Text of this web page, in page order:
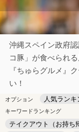
沖縄スペイン政府
コ豚」が食べられ
『ちゅらグルメ』
い！
オプション 人気ランキ
キーワードランキング
テイクアウト（お持ち